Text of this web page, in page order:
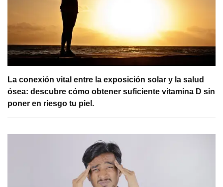
La conexión vital entre la exposición solar y la salud
ósea: descubre cómo obtener suficiente vitamina D sin
poner en riesgo tu piel.